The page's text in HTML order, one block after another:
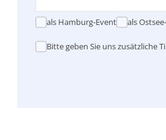
als Hamburg-Event als
Bitte geben Sie uns zusätzliche